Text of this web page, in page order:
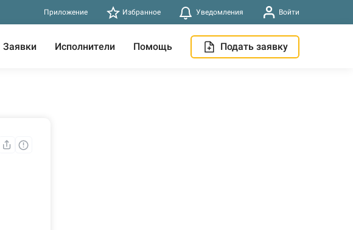
Приложение Избранное Уведомления Войти
Заявки Исполнители Помощь Подать заявку